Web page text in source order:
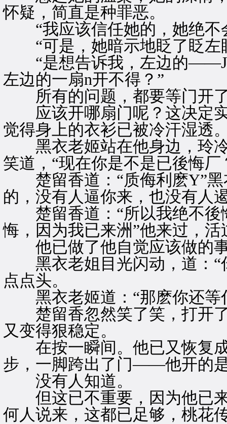
怀疑，简直是种罪恶。
“我应该信任她的，她绝不
“可是，她暗示地眨了眨左
“是想告诉我，左边的——Ja
左边的一扇n开不得？”
所有的问题，都要等门开了
应该开哪扇门呢？这决定实
觉得身上的衣衫已被冷汗湿透
黑衣老姬站在他身边，玲冷
笑道，“现在你是不是已後悔厂
楚留香道：“质侮利麽Y”黑
的，没有人逼你来，也没有人
楚留香道：“所以我绝不後
悔，因为我已来洲”他来过，活
他已做了他自觉应该做的
黑衣老姐目光闪动，道：“
点点头。
黑衣老姬道：“那麽你还等
楚留香忽然笑了笑，打开
又变得狠稳定。
在按一瞬间。他已又恢复成
步，一脚跨出了门——他开的
没有人知道。
但这已不重要，因为他已
何人说来，这都已足够，桃花